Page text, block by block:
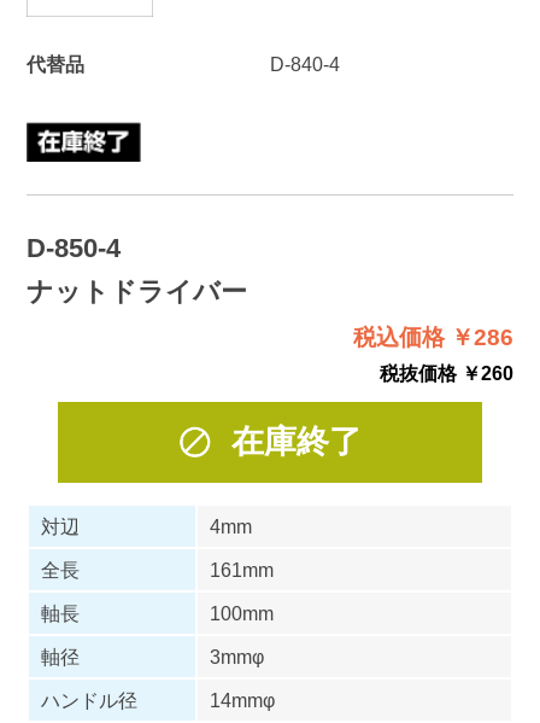
代替品 D-840-4
D-850-4
ナットドライバー
税込価格 ￥286
税抜価格 ￥260
在庫終了
対辺
4mm
全長
161mm
軸長
100mm
軸径
3mmφ
ハンドル径
14mmφ